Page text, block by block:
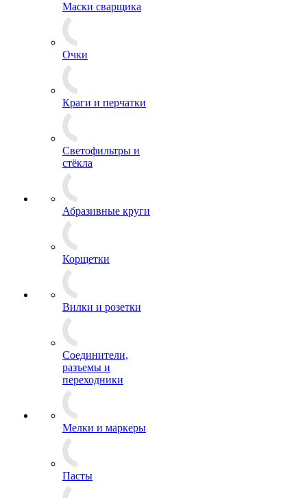
Маски сварщика
Очки
Краги и перчатки
Светофильтры и
стёкла
Абразивные круги
Корщетки
Вилки и розетки
Соединители,
разъемы и
переходники
Мелки и маркеры
Пасты